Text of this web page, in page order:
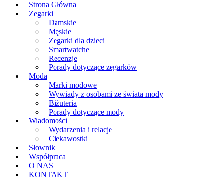
Strona Główna
Zegarki
Damskie
Męskie
Zegarki dla dzieci
Smartwatche
Recenzje
Porady dotyczące zegarków
Moda
Marki modowe
Wywiady z osobami ze świata mody
Biżuteria
Porady dotyczące mody
Wiadomości
Wydarzenia i relacje
Ciekawostki
Słownik
Współpraca
O NAS
KONTAKT